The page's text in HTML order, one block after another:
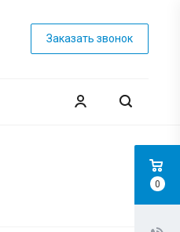
Заказать звонок
0